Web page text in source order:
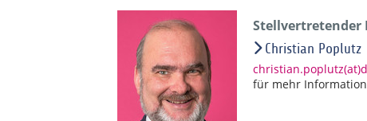
Stellvertretender
Christian Poplutz
für mehr